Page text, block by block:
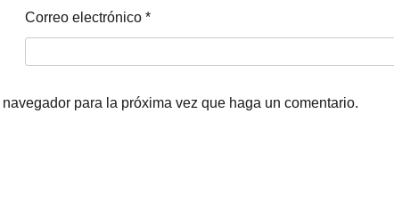
Correo electrónico *
para la próxima vez que haga un comentario.